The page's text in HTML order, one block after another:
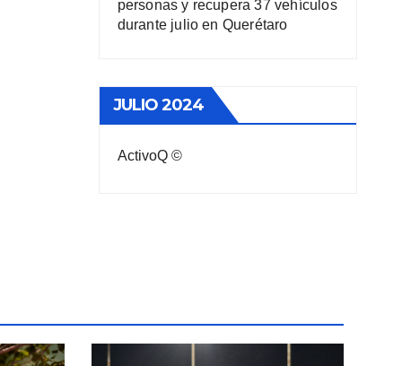
personas y recupera 37 vehículos
durante julio en Querétaro
JULIO 2024
ActivoQ ©